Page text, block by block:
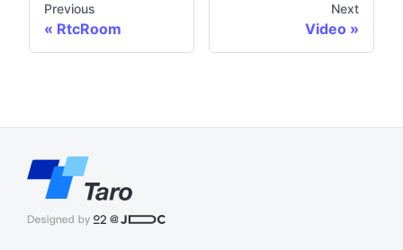
Previous
RtcRoom
Next
Video